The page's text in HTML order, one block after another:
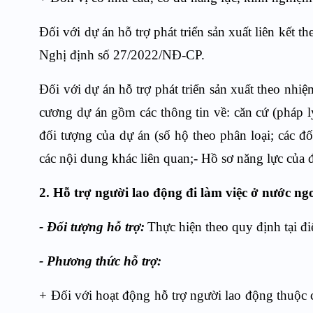
Đối với dự án hỗ trợ phát triển sản xuất liên kết
Nghị định số 27/2022/NĐ-CP.
Đối với dự án hỗ trợ phát triển sản xuấttheo
cương dự án gồm các thông tin về: căn cứ (pháp
đối tượng của dự án (số hộ theo phân loại; các
các nội dung khác liên quan;-Hồ sơ năng lực của
2. Hỗ trợ người lao động đi làm việc ở nước
- Đối tượng hỗ trợ: Thực hiện theo quy định tại
- Phương thức hỗ trợ:
+ Đối với hoạt động hỗ trợ người lao động thuộc